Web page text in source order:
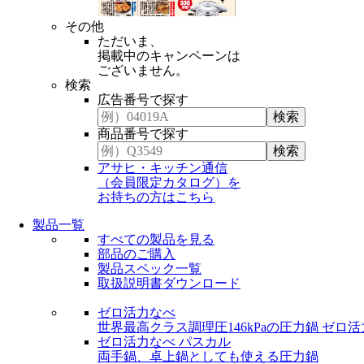
その他
ただいま、
掲載中のキャンペーンは
ございません。
検索
広告番号で探す
商品番号で探す
アサヒ・キッチン通信
（会員限定カタログ）を
お持ちの方はこちら
製品一覧
すべての製品を見る
部品のご購入
製品スペック一覧
取扱説明書ダウンロード
ゼロ活力なべ
世界最高クラス調理圧146kPaの圧力鍋 ゼロ活
ゼロ活力なべ パスカル
両手鍋、卓上鍋としても使える圧力鍋